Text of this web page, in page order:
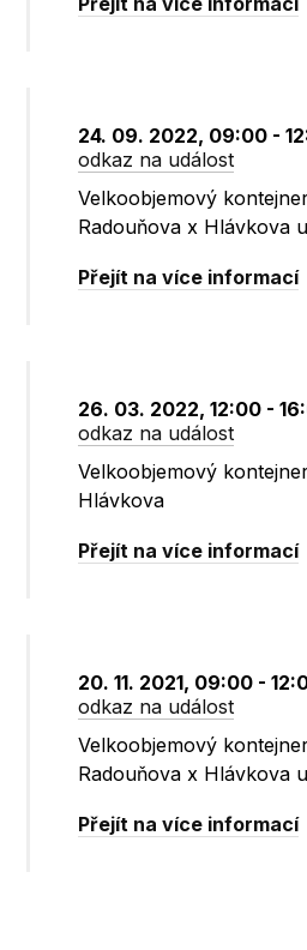
24. 09. 2022, 09:00 -
odkaz na událost
Velkoobjemový
Radouňova x Hlávkova
Přejít na více informací
26. 03. 2022, 12:00 -
odkaz na událost
Velkoobjemový
Hlávkova
Přejít na více informací
20. 11. 2021, 09:00 -
odkaz na událost
Velkoobjemový
Radouňova x Hlávkova
Přejít na více informací